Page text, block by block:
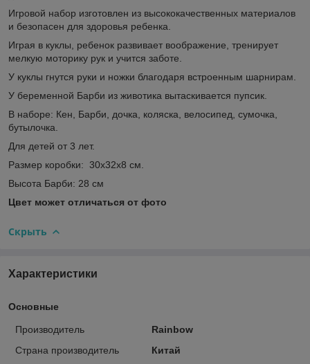
Игровой набор изготовлен из высококачественных материалов
и безопасен для здоровья ребенка.
Играя в куклы, ребенок развивает воображение, тренирует
мелкую моторику рук и учится заботе.
У куклы гнутся руки и ножки благодаря встроенным шарнирам.
У беременной Барби из животика вытаскивается пупсик.
В наборе: Кен, Барби, дочка, коляска, велосипед, сумочка,
бутылочка.
Для детей от 3 лет.
Размер коробки: 30х32х8 см.
Высота Барби: 28 см
Цвет может отличаться от фото
Скрыть
Характеристики
Основные
Производитель
Rainbow
Страна производитель
Китай